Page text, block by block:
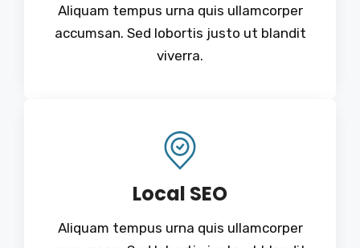
Aliquam tempus urna quis ullamcorper
accumsan. Sed lobortis justo ut blandit
viverra.
Local SEO
Aliquam tempus urna quis ullamcorper